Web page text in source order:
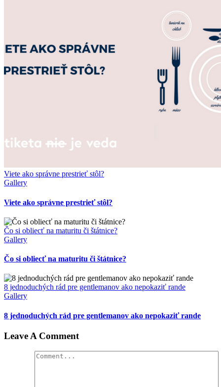
Viete ako správne prestrieť stôl?
Gallery
Viete ako správne prestrieť stôl?
Čo si obliecť na maturitu či štátnice?
Gallery
Čo si obliecť na maturitu či štátnice?
8 jednoduchých rád pre gentlemanov ako nepokaziť rande
Gallery
8 jednoduchých rád pre gentlemanov ako nepokaziť rande
Leave A Comment